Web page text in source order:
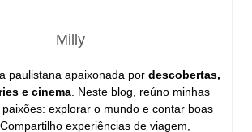
Milly
paulistana apaixonada por descobertas,
e cinema . Neste blog, reúno minhas
explorar o mundo e contar boas
experiências de viagem,